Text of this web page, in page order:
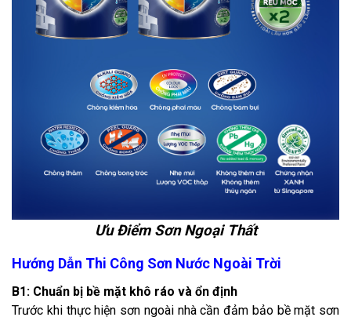
Ưu Điểm Sơn Ngoại Thất
Hướng Dẫn Thi Công Sơn Nước Ngoài Trời
B1: Chuẩn bị bề mặt khô ráo và ổn định
Trước khi thực hiện sơn ngoài nhà cần đảm bảo bề mặt sơn